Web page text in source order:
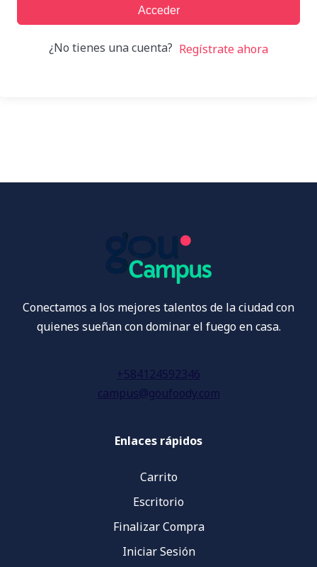
Acceder
¿No tienes una cuenta? Regístrate ahora
Conectamos a los mejores talentos de la ciudad con
quienes sueñan con dominar el fuego en casa.
+584124592346
campus@goufoody.com
Enlaces rápidos
Carrito
Escritorio
Finalizar Compra
Iniciar Sesión